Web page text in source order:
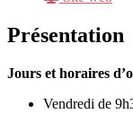
Présentation
Jours et horaires
Vendredi de